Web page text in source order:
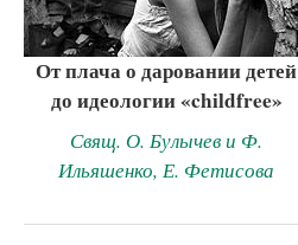
От плача о даровании детей
до идеологии «childfree»
Свящ. О. Булычев и Ф.
Ильяшенко, Е. Фетисова